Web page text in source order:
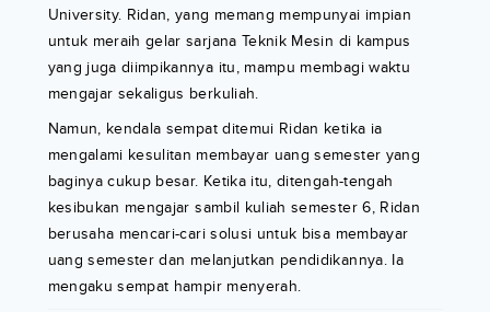
University. Ridan, yang memang mempunyai impian
untuk meraih gelar sarjana Teknik Mesin di kampus
yang juga diimpikannya itu, mampu membagi waktu
mengajar sekaligus berkuliah.
Namun, kendala sempat ditemui Ridan ketika ia
mengalami kesulitan membayar uang semester yang
baginya cukup besar. Ketika itu, ditengah-tengah
kesibukan mengajar sambil kuliah semester 6, Ridan
berusaha mencari-cari solusi untuk bisa membayar
uang semester dan melanjutkan pendidikannya. Ia
mengaku sempat hampir menyerah.